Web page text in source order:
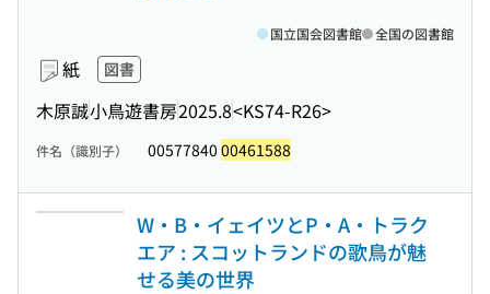
紙 図書
木原誠小鳥遊書房2025.8<KS74-R26>
国立国会図書館 全国の図書館
件名（識別子） 00577840 00461588
W・B・イェイツとP・A・トラク
エア : スコットランドの歌鳥が魅
せる美の世界